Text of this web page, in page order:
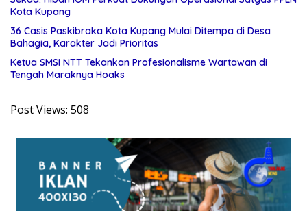
Kota Kupang
36 Casis Paskibraka Kota Kupang Mulai Ditempa di Desa
Bahagia, Karakter Jadi Prioritas
Ketua SMSI NTT Tekankan Profesionalisme Wartawan di
Tengah Maraknya Hoaks
Post Views: 508